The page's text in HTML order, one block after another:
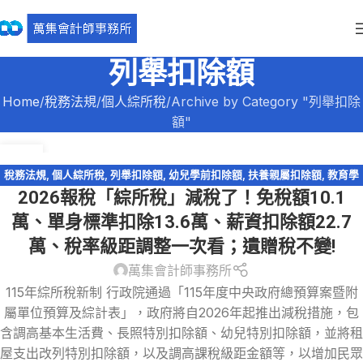
列舉扣除額
Home 稅務法規 個人綜所稅 Archive by Category "列舉扣除
額"
12 月
稅務法規, 個人綜所稅, 列舉扣除額, 幼兒學前扣除額, 扶養親屬扣除額, 教育學
費特別扣除額,標準扣除額,綜所稅免稅額,綜所稅身心障礙扣除額,薪資所得特
別扣除額,輕鬆節稅-綜所稅 退職所得
2026報稅「綜所稅」減稅了！免稅額10.1
萬、單身標準扣除13.6萬、薪資扣除額22.7
萬、稅率級距調整一次看；遺贈稅不變!
萬集會計師事務所
115年綜所稅新制 行政院通過「115年度中央政府總預算案暨附
屬單位預算及綜計表」，政府將自2026年起推出減稅措施，包
含調高基本生活費、長照特別扣除額、幼兒特別扣除額，並將租
屋支出改列特別扣除額，以及調高課稅級距金額等，以增加民眾